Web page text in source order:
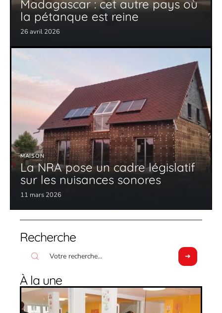
Madagascar : cet autre pays où
la pétanque est reine
26 avril 2026
MAISON
La NRA pose un cadre législatif
sur les nuisances sonores
11 mars 2026
Recherche
À la une